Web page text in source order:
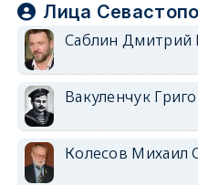
Лица
Саблин Дмитрий
Вакуленчук
Колесов Михаил